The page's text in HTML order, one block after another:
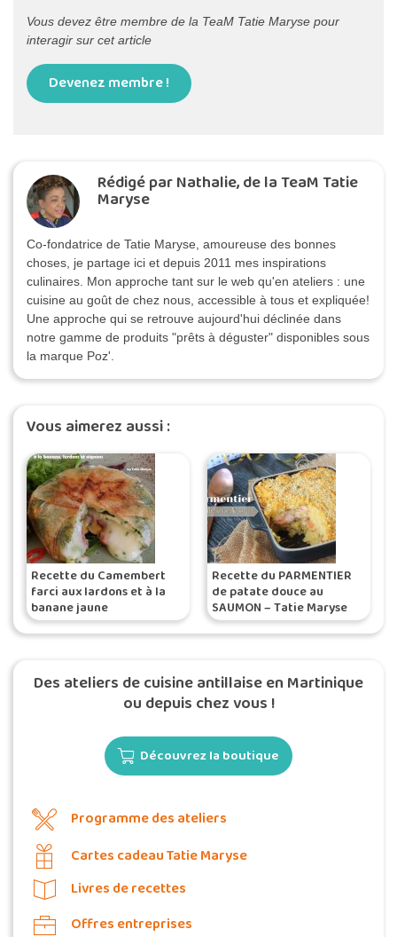
Vous devez être membre de la TeaM Tatie Maryse pour
interagir sur cet article
Devenez membre !
Rédigé par Nathalie, de la TeaM Tatie
Maryse
Co-fondatrice de Tatie Maryse, amoureuse des bonnes
choses, je partage ici et depuis 2011 mes inspirations
culinaires. Mon approche tant sur le web qu'en ateliers : une
cuisine au goût de chez nous, accessible à tous et expliquée!
Une approche qui se retrouve aujourd'hui déclinée dans
notre gamme de produits "prêts à déguster" disponibles sous
la marque Poz'.
Vous aimerez aussi :
Recette du Camembert
farci aux lardons et à la
banane jaune
Recette du PARMENTIER
de patate douce au
SAUMON – Tatie Maryse
Des ateliers de cuisine antillaise en Martinique
ou depuis chez vous !
Découvrez la boutique
Programme des ateliers
Cartes cadeau Tatie Maryse
Livres de recettes
Offres entreprises